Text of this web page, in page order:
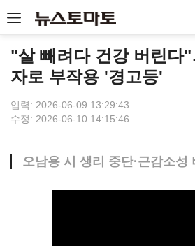
"살 빼려다 건강 버린다
자로 부작용 '경고등'
입력: 2026-06-09 13:29:43
수정: 2026-06-10 14:15:46
오남용 시 생리 중단·근감소성